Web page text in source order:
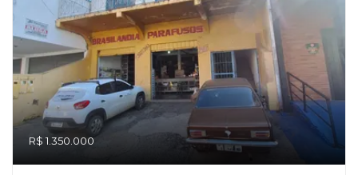
R$ 1.350.000